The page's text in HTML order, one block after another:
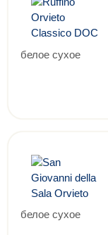
белое сухое
белое сухое